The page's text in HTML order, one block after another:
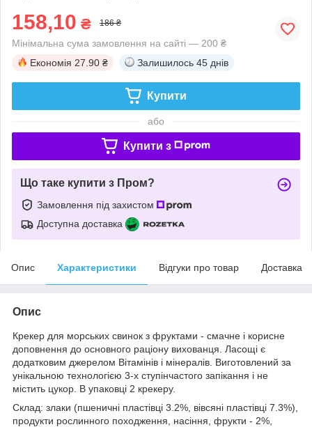
158,10 ₴ 186 ₴
Мінімальна сума замовлення на сайті — 200 ₴
Економія 27.90 ₴ Залишилось 45 днів
Купити
або
Купити з
Що таке купити з Пром?
Замовлення під захистом
Доступна доставка
Опис Характеристики Відгуки про товар Доставка
Опис
Крекер для морських свинок з фруктами - смачне і корисне
доповнення до основного раціону вихованця. Ласощі є
додатковим джерелом Вітамінів і мінералів. Виготовлений за
унікальною технологією 3-х ступінчастого запікання і не
містить цукор. В упаковці 2 крекеру.
Склад: злаки (пшеничні пластівці 3.2%, вівсяні пластівці 7.3%),
продукти рослинного походження, насіння, фрукти - 2%,